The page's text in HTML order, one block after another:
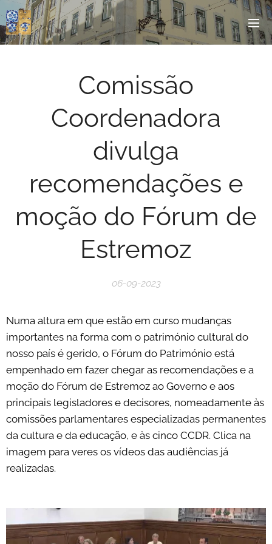
Comissão
Coordenadora
divulga
recomendações e
moção do Fórum de
Estremoz
06-09-2023
Numa altura em que estão em curso mudanças
importantes na forma com o património cultural do
nosso país é gerido, o Fórum do Património está
empenhado em fazer chegar as recomendações e a
moção do Fórum de Estremoz ao Governo e aos
principais legisladores e decisores, nomeadamente às
comissões parlamentares especializadas permanentes
da cultura e da educação, e às cinco CCDR. Clica na
imagem para veres os vídeos das audiências já
realizadas.